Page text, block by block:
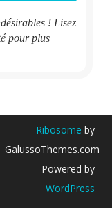
! Lisez
pour plus
Ribosome by
GalussoThemes.com
Powered by
WordPress